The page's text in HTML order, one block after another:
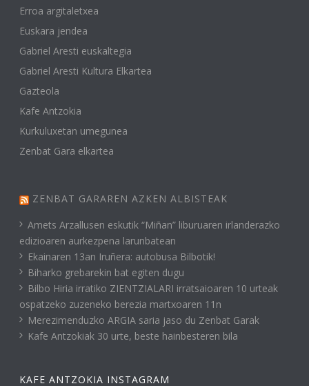
Erroa argitaletxea
Euskara jendea
Gabriel Aresti euskaltegia
Gabriel Aresti Kultura Elkartea
Gazteola
Kafe Antzokia
Kurkuluxetan umegunea
Zenbat Gara elkartea
ZENBAT GARAREN AZKEN ALBISTEAK
Amets Arzallusen eskutik “Miñan” liburuaren irlanderazko
edizioaren aurkezpena larunbatean
Ekainaren 13an Iruñera: autobusa Bilbotik!
Biharko grebarekin bat egiten dugu
Bilbo Hiria irratiko ZIENTZIALARI irratsaioaren 10 urteak
ospatzeko zuzeneko berezia martxoaren 11n
Merezimenduzko ARGIA saria jaso du Zenbat Garak
Kafe Antzokiak 30 urte, beste hainbesteren bila
KAFE ANTZOKIA INSTAGRAM